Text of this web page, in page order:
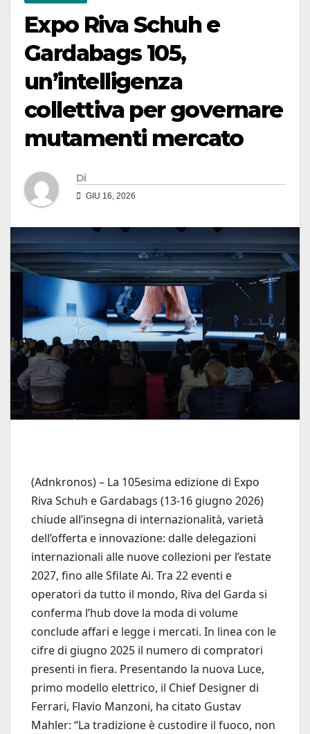
Expo Riva Schuh e
Gardabags 105,
un’intelligenza
collettiva per governare
mutamenti mercato
Di
GIU 16, 2026
(Adnkronos) – La 105esima edizione di Expo
Riva Schuh e Gardabags (13-16 giugno 2026)
chiude all’insegna di internazionalità, varietà
dell’offerta e innovazione: dalle delegazioni
internazionali alle nuove collezioni per l’estate
2027, fino alle Sfilate Ai. Tra 22 eventi e
operatori da tutto il mondo, Riva del Garda si
conferma l’hub dove la moda di volume
conclude affari e legge i mercati. In linea con le
cifre di giugno 2025 il numero di compratori
presenti in fiera. Presentando la nuova Luce,
primo modello elettrico, il Chief Designer di
Ferrari, Flavio Manzoni, ha citato Gustav
Mahler: “La tradizione è custodire il fuoco, non